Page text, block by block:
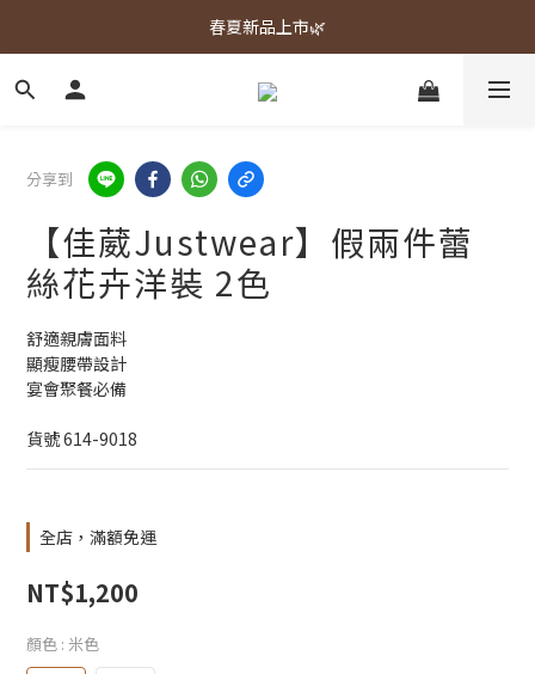
春夏新品上市🌿
春夏新品上市🌿
週週上新品✨
分享到
【佳葳Justwear】假兩件蕾
絲花卉洋裝 2色
舒適親膚面料
顯瘦腰帶設計
宴會聚餐必備
貨號 614-9018
全店，滿額免運
NT$1,200
顏色 : 米色